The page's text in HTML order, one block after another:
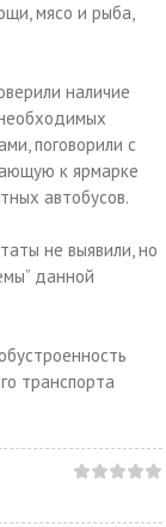
мясо и рыба,
наличие
поговорили с
к ярмарке
автобусов.
не выявили, но
данной
транспорта